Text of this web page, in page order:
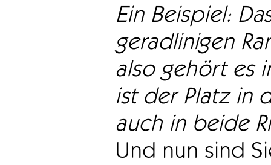
Ein Beispiel:
geradlinigen
also gehört es
ist der Platz in
auch in beide
Und nun sind